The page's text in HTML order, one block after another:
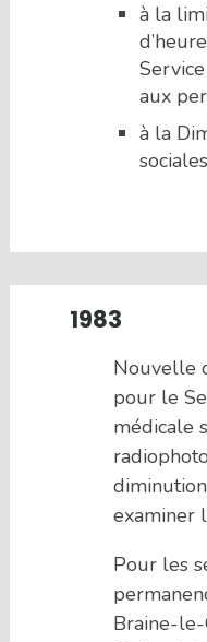
à la
aux
à la
1983
Nouvelle
pour le
médicale
examiner
Pour les
Braine-